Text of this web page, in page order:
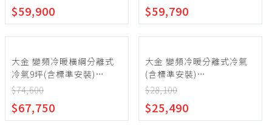
$59,900 $59,790
大金 變頻冷暖橫綱分離式
冷氣9坪(含標準安裝)
【RXM60YVLT-
$74,600
$67,750
大金 變頻冷暖分離式冷氣
(含標準安裝)
【RHF25VAVLT/FTHF25VAVLT
$28,100
$25,490